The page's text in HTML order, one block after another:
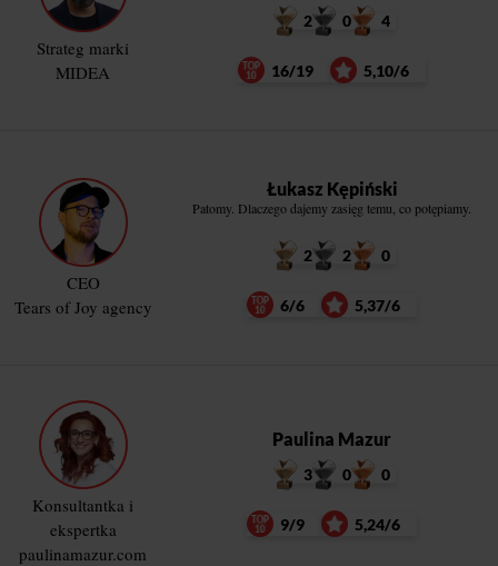
Strateg marki
MIDEA
2 0 4
16/19 5,10/6
CEO
Tears of Joy agency
Łukasz Kępiński
Patomy. Dlaczego dajemy zasięg temu, co potępiamy.
2 2 0
6/6 5,37/6
Konsultantka i
ekspertka
paulinamazur.com
Paulina Mazur
3 0 0
9/9 5,24/6